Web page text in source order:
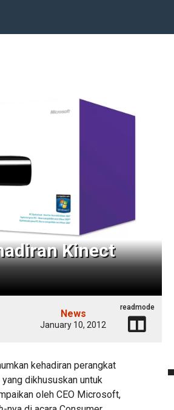
Kinect
News
January 10, 2012
readmode
kehadiran perangkat
dikhususkan untuk
oleh CEO Microsoft,